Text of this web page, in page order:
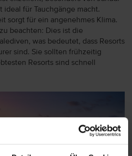
ideal für Tauchgänge macht.
sorgt für ein angenehmes Klima.
beachten: Dies ist die
was bedeutet, dass Resorts
sind. Sie sollten frühzeitig
Resorts sind schnell